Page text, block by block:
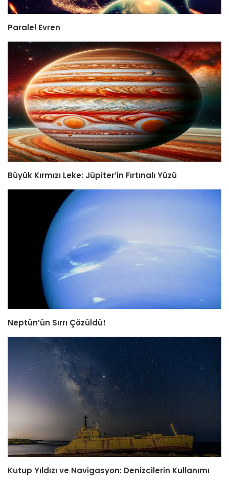
Paralel Evren
Büyük Kırmızı Leke: Jüpiter’in Fırtınalı Yüzü
Neptün’ün Sırrı Çözüldü!
Kutup Yıldızı ve Navigasyon: Denizcilerin Kullanımı